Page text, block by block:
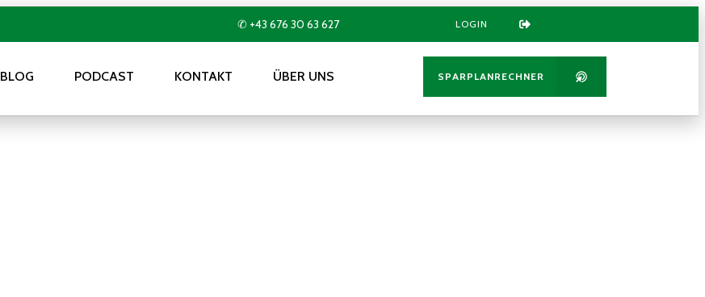
✆ +43 676 30 63 627 LOGIN
BLOG PODCAST KONTAKT ÜBER UNS SPARPLANRECHNER